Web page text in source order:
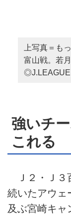
上写真＝も
富山戦。若
◎J.LEAGUE
強いチ
これる
Ｊ２・Ｊ３
続いたアウェ
及ぶ宮崎キャ